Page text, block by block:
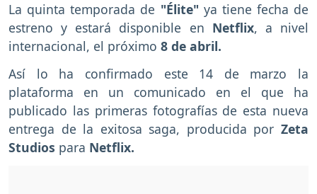
La quinta temporada de "Élite" ya tiene fecha de
estreno y estará disponible en Netflix, a nivel
internacional, el próximo 8 de abril.
Así lo ha confirmado este 14 de marzo la
plataforma en un comunicado en el que ha
publicado las primeras fotografías de esta nueva
entrega de la exitosa saga, producida por Zeta
Studios para Netflix.